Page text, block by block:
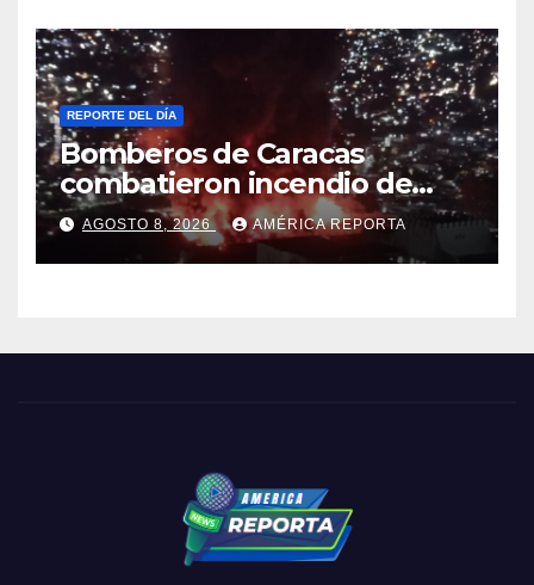
REPORTE DEL DÍA
Bomberos de Caracas
combatieron incendio de
gran magnitud en zona
industrial de El Llanito
AGOSTO 8, 2026 AMÉRICA REPORTA